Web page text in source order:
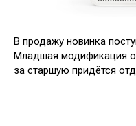
В продажу новинка
Младшая модификация
за старшую придётся